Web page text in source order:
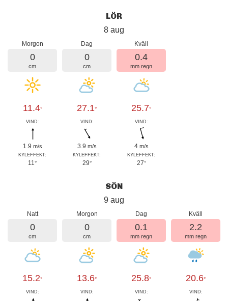
LÖR
8 aug
Morgon
0
cm
11.4°
VIND:
1.9 m/s
KYLEFFEKT:
11°
Dag
0
cm
27.1°
VIND:
3.9 m/s
KYLEFFEKT:
29°
Kväll
0.4
mm regn
25.7°
VIND:
4 m/s
KYLEFFEKT:
27°
SÖN
9 aug
Natt
0
cm
15.2°
VIND:
Morgon
0
cm
13.6°
VIND:
Dag
0.1
mm regn
25.8°
VIND:
Kväll
2.2
mm regn
20.6°
VIND: